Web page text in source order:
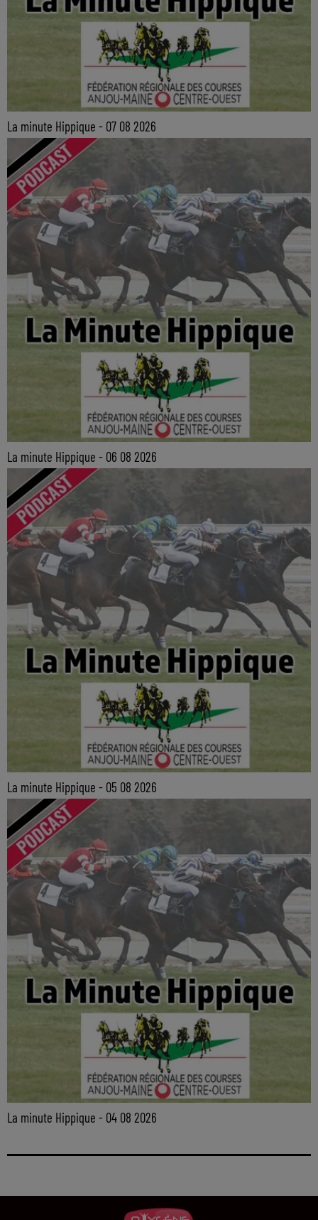
La minute Hippique - 07 08 2026
La minute Hippique - 06 08 2026
La minute Hippique - 05 08 2026
La minute Hippique - 04 08 2026